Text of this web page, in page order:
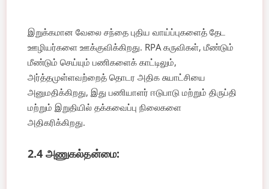
இறுக்கமான வேலை சந்தை புதிய வாய்ப்புகளைத் தேட
ஊழியர்களை ஊக்குவிக்கிறது. RPA கருவிகள், மீண்டும்
மீண்டும் செய்யும் பணிகளைக் காட்டிலும்,
அர்த்தமுள்ளவற்றைத் தொடர அதிக சுயாட்சியை
அனுமதிக்கிறது, இது பணியாளர் ஈடுபாடு மற்றும் திருப்தி
மற்றும் இறுதியில் தக்கவைப்பு நிலைகளை
அதிகரிக்கிறது.
2.4 அணுகல்தன்மை: